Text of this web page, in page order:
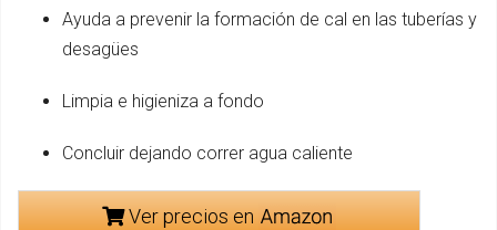
Ayuda a prevenir la formación de cal en las tuberías y
desagües
Limpia e higieniza a fondo
Concluir dejando correr agua caliente
Ver precios en